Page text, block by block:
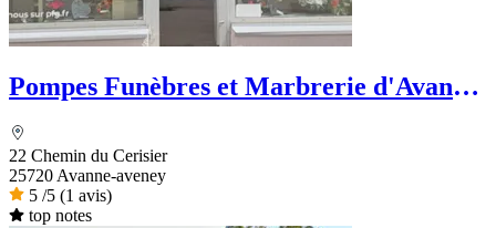
Pompes Funèbres et Marbrerie d'Avanne
22 Chemin du Cerisier
25720 Avanne-aveney
5 /5 (1 avis)
top notes